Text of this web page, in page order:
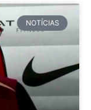
NOTÍCIAS